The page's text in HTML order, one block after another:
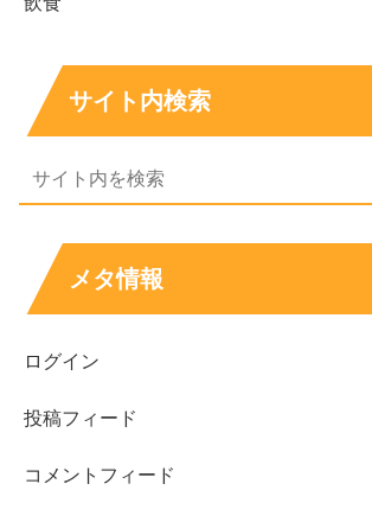
サイト内検索
メタ情報
ログイン
投稿フィード
コメントフィード